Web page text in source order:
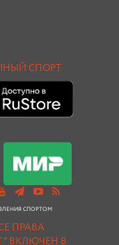
СПОРТ
СПОРТОМ
ПРАВА
ВКЛЮЧЕН В